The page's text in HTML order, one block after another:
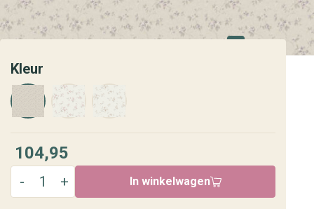
Kleur
104,95
In winkelwagen